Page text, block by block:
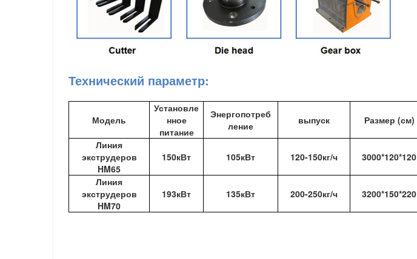
Технический параметр:
Модель
Установле
нное
питание
Энергопотреб
ление
выпуск Размер (см)
Линия
экструдеров
HM65
150кВт 105кВт 120-150кг/ч 3000*120*120
Линия
экструдеров
HM70
193кВт 135кВт 200-250кг/ч 3200*150*220